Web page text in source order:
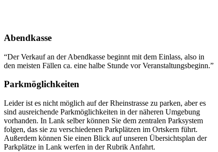
Abendkasse
“Der Verkauf an der Abendkasse beginnt mit dem Einlass, also in
den meisten Fällen ca. eine halbe Stunde vor Veranstaltungsbeginn.”
Parkmöglichkeiten
Leider ist es nicht möglich auf der Rheinstrasse zu parken, aber es
sind ausreichende Parkmöglichkeiten in der näheren Umgebung
vorhanden. In Lank selber können Sie dem zentralen Parksystem
folgen, das sie zu verschiedenen Parkplätzen im Ortskern führt.
Außerdem können Sie einen Blick auf unseren Übersichtsplan der
Parkplätze in Lank werfen in der Rubrik Anfahrt.